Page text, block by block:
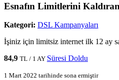
Esnafın Limitlerini
Kategori: DSL Kampanyaları
İşiniz için limitsiz internet ilk 12 ay
84,9 TL / 1 AY Süresi Doldu
1 Mart 2022 tarihinde sona ermiştir